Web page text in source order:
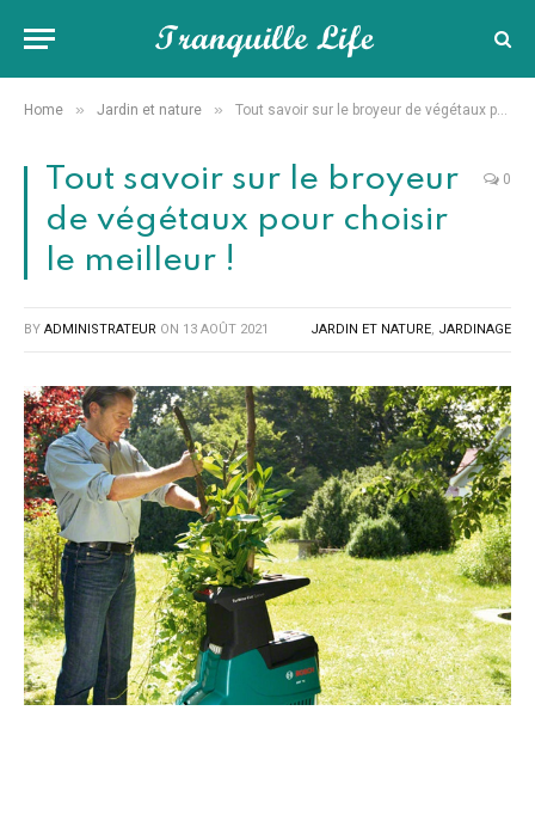
Home » Jardin et nature » Tout savoir sur le broyeur de végétaux pour choisir le meilleur !
Tout savoir sur le broyeur
de végétaux pour choisir
le meilleur !
0
BY ADMINISTRATEUR ON 13 AOÛT 2021 JARDIN ET NATURE, JARDINAGE